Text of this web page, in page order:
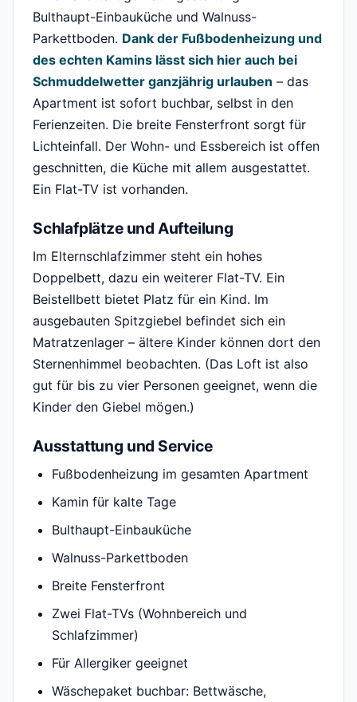
Bulthaupt-Einbauküche und Walnuss-
Parkettboden. Dank der Fußbodenheizung und
des echten Kamins lässt sich hier auch bei
Schmuddelwetter ganzjährig urlauben – das
Apartment ist sofort buchbar, selbst in den
Ferienzeiten. Die breite Fensterfront sorgt für
Lichteinfall. Der Wohn- und Essbereich ist offen
geschnitten, die Küche mit allem ausgestattet.
Ein Flat-TV ist vorhanden.
Schlafplätze und Aufteilung
Im Elternschlafzimmer steht ein hohes
Doppelbett, dazu ein weiterer Flat-TV. Ein
Beistellbett bietet Platz für ein Kind. Im
ausgebauten Spitzgiebel befindet sich ein
Matratzenlager – ältere Kinder können dort den
Sternenhimmel beobachten. (Das Loft ist also
gut für bis zu vier Personen geeignet, wenn die
Kinder den Giebel mögen.)
Ausstattung und Service
Fußbodenheizung im gesamten Apartment
Kamin für kalte Tage
Bulthaupt-Einbauküche
Walnuss-Parkettboden
Breite Fensterfront
Zwei Flat-TVs (Wohnbereich und
Schlafzimmer)
Für Allergiker geeignet
Wäschepaket buchbar: Bettwäsche,